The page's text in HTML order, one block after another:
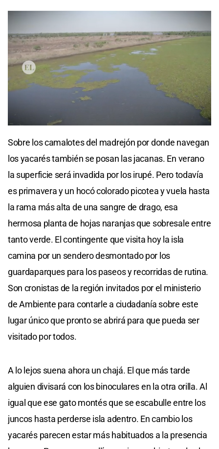
Sobre los camalotes del madrejón por donde navegan
los yacarés también se posan las jacanas. En verano
la superficie será invadida por los irupé. Pero todavía
es primavera y un hocó colorado picotea y vuela hasta
la rama más alta de una sangre de drago, esa
hermosa planta de hojas naranjas que sobresale entre
tanto verde. El contingente que visita hoy la isla
camina por un sendero desmontado por los
guardaparques para los paseos y recorridas de rutina.
Son cronistas de la región invitados por el ministerio
de Ambiente para contarle a ciudadanía sobre este
lugar único que pronto se abrirá para que pueda ser
visitado por todos.
A lo lejos suena ahora un chajá. El que más tarde
alguien divisará con los binoculares en la otra orilla. Al
igual que ese gato montés que se escabulle entre los
juncos hasta perderse isla adentro. En cambio los
yacarés parecen estar más habituados a la presencia